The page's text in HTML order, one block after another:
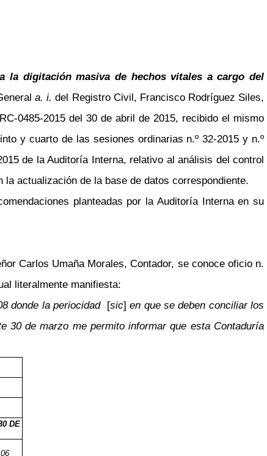
digitación masiva de hechos vitales a cargo del
a. i. del Registro Civil, Francisco Rodríguez Siles,
0485-2015 del 30 de abril de 2015, recibido el mismo
y cuarto de las sesiones ordinarias n.º 32-2015 y n.º
de la Auditoría Interna, relativo al análisis del control
actualización de la base de datos correspondiente.
planteadas por la Auditoría Interna en su
Carlos Umaña Morales, Contador, se conoce oficio n.
literalmente manifiesta:
donde la periocidad [sic] en que se deben conciliar los
30 de marzo me permito informar que esta Contaduría
DE